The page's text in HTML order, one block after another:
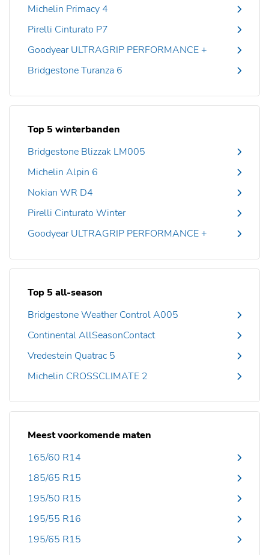
Michelin Primacy 4
Pirelli Cinturato P7
Goodyear ULTRAGRIP PERFORMANCE +
Bridgestone Turanza 6
Top 5 winterbanden
Bridgestone Blizzak LM005
Michelin Alpin 6
Nokian WR D4
Pirelli Cinturato Winter
Goodyear ULTRAGRIP PERFORMANCE +
Top 5 all-season
Bridgestone Weather Control A005
Continental AllSeasonContact
Vredestein Quatrac 5
Michelin CROSSCLIMATE 2
Meest voorkomende maten
165/60 R14
185/65 R15
195/50 R15
195/55 R16
195/65 R15